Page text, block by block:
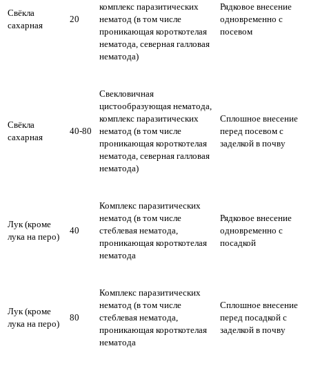
Свёкла
сахарная
20
комплекс паразитических
нематод (в том числе
проникающая короткотелая
нематода, северная галловая
нематода)
Рядковое внесение
одновременно с
посевом
Свёкла
сахарная
40-80
Свекловичная
цистообразующая нематода,
комплекс паразитических
нематод (в том числе
проникающая короткотелая
нематода, северная галловая
нематода)
Сплошное внесение
перед посевом с
заделкой в почву
Лук (кроме
лука на перо)
40
Комплекс паразитических
нематод (в том числе
стеблевая нематода,
проникающая короткотелая
нематода
Рядковое внесение
одновременно с
посадкой
Лук (кроме
лука на перо)
80
Комплекс паразитических
нематод (в том числе
стеблевая нематода,
проникающая короткотелая
нематода
Сплошное внесение
перед посадкой с
заделкой в почву